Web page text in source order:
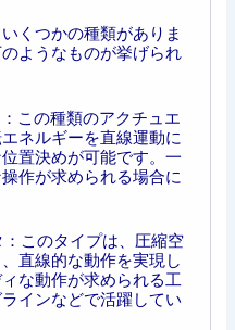
くつかの種類がありま
ようなものが挙げられ
この種類のアクチュエ
ネルギーを直線運動に
置決めが可能です。一
作が求められる場合に
このタイプは、圧縮空
直線的な動作を実現し
な動作が求められる工
インなどで活躍してい